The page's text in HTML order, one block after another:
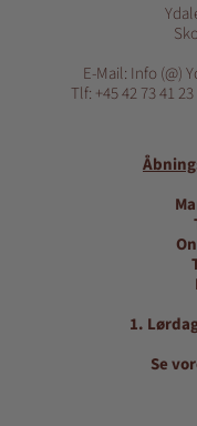
E-Mail: Info (@)
Tlf: +45 42 73 41
1.
Se